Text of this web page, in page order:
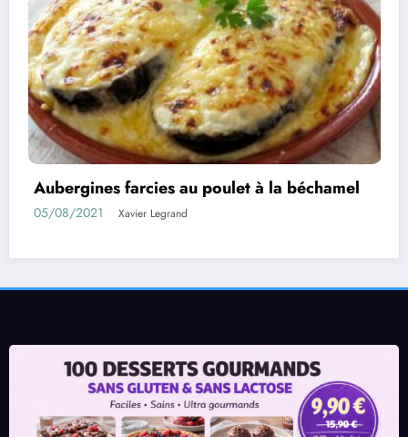
Rouleaux d’aubergines farcies
01/08/2021